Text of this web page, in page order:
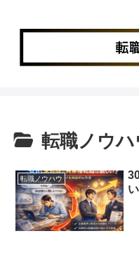
転職ノウハ
転職ノウハウ